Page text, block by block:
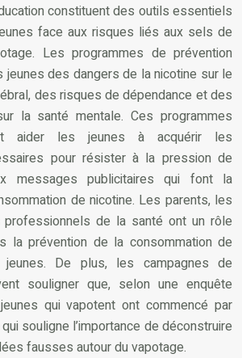
constituent des outils essentiels
face aux risques liés aux sels de
Les programmes de prévention
des dangers de la nicotine sur le
des risques de dépendance et des
la santé mentale. Ces programmes
aider les jeunes à acquérir les
pour résister à la pression de
messages publicitaires qui font la
de nicotine. Les parents, les
de la santé ont un rôle
la prévention de la consommation de
De plus, les campagnes de
souligner que, selon une enquête
qui vapotent ont commencé par
souligne l’importance de déconstruire
fausses autour du vapotage.